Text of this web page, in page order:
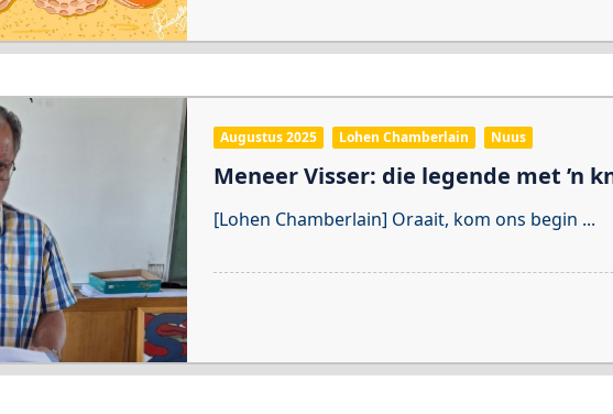
Augustus 2025 Lohen Chamberlain Nuus
Meneer Visser: die legende met ’n
[Lohen Chamberlain] Oraait, kom ons begin ...